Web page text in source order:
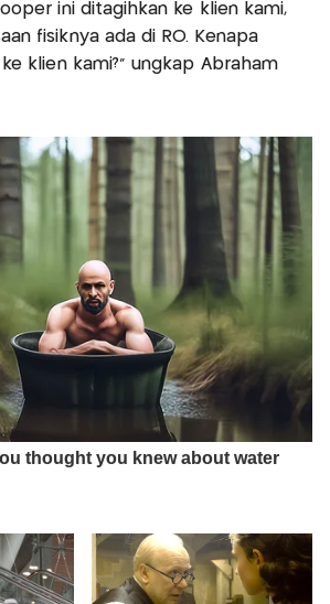
ini ditagihkan ke klien kami,
fisiknya ada di RO. Kenapa
klien kami?" ungkap Abraham